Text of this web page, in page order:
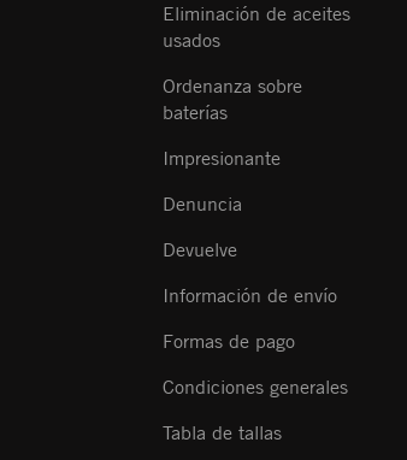
Eliminación de aceites
usados
Ordenanza sobre
baterías
Impresionante
Denuncia
Devuelve
Información de envío
Formas de pago
Condiciones generales
Tabla de tallas